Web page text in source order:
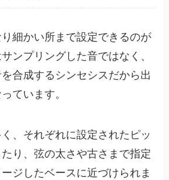
細かい所まで設定できるのが
ンプリングした音ではなく、
合成するシンセシスだから出
ています。
、それぞれに設定されたピッ
り、弦の太さや古さまで指定
ジしたベースに近づけられま